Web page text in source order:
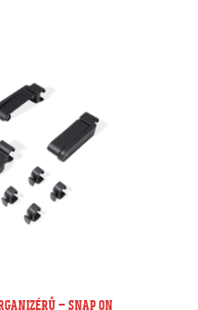
– SNAP ON